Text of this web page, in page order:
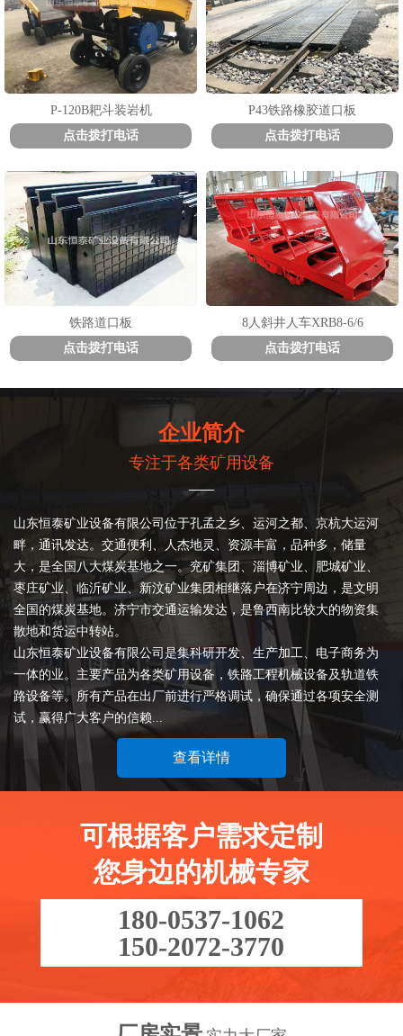
P-120B耙斗装岩机
点击拨打电话
P43铁路橡胶道口板
点击拨打电话
铁路道口板
点击拨打电话
8人斜井人车XRB8-6/6
点击拨打电话
企业简介
专注于各类矿用设备
——
山东恒泰矿业设备有限公司位于孔孟之乡、运河之都、京杭大运河
畔，通讯发达。交通便利、人杰地灵、资源丰富，品种多，储量
大，是全国八大煤炭基地之一。兖矿集团、淄博矿业、肥城矿业、
枣庄矿业、临沂矿业、新汶矿业集团相继落户在济宁周边，是文明
全国的煤炭基地。济宁市交通运输发达，是鲁西南比较大的物资集
散地和货运中转站。
山东恒泰矿业设备有限公司是集科研开发、生产加工、电子商务为
一体的业。主要产品为各类矿用设备，铁路工程机械设备及轨道铁
路设备等。所有产品在出厂前进行严格调试，确保通过各项安全测
试，赢得广大客户的信赖...
查看详情
可根据客户需求定制
您身边的机械专家
180-0537-1062
150-2072-3770